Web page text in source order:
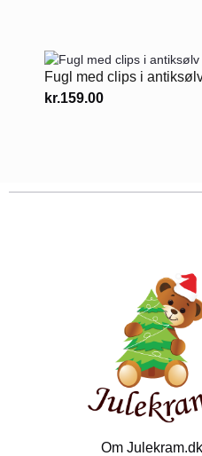
Fugl med clips i
kr.159.00
Om Julekram.dk